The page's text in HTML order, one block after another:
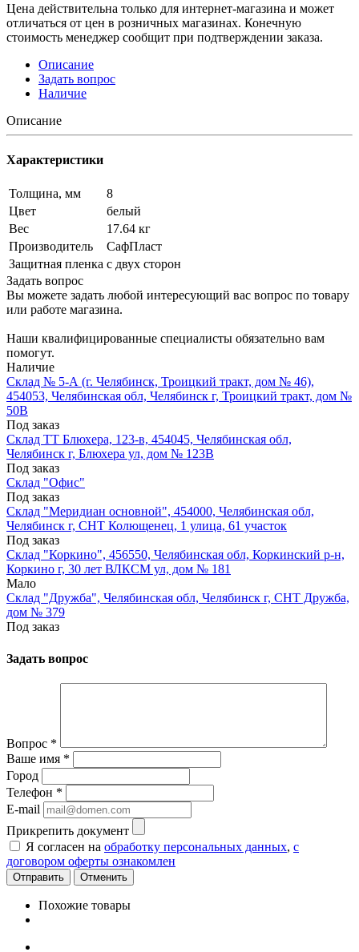
Цена действительна только для интернет-магазина и может
отличаться от цен в розничных магазинах. Конечную
стоимость менеджер сообщит при подтверждении заказа.
Описание
Задать вопрос
Наличие
Описание
Характеристики
Толщина, мм
8
Цвет
белый
Вес
17.64 кг
Производитель
СафПласт
Защитная пленка с двух сторон
Задать вопрос
Вы можете задать любой интересующий вас вопрос по товару
или работе магазина.
Наши квалифицированные специалисты обязательно вам
помогут.
Наличие
Склад № 5-А (г. Челябинск, Троицкий тракт, дом № 46),
454053, Челябинская обл, Челябинск г, Троицкий тракт, дом №
50В
Под заказ
Склад ТТ Блюхера, 123-в, 454045, Челябинская обл,
Челябинск г, Блюхера ул, дом № 123В
Под заказ
Склад "Офис"
Под заказ
Склад "Меридиан основной", 454000, Челябинская обл,
Челябинск г, СНТ Колющенец, 1 улица, 61 участок
Под заказ
Склад "Коркино", 456550, Челябинская обл, Коркинский р-н,
Коркино г, 30 лет ВЛКСМ ул, дом № 181
Мало
Склад "Дружба", Челябинская обл, Челябинск г, СНТ Дружба,
дом № 379
Под заказ
Задать вопрос
Вопрос *
Ваше имя *
Город
Телефон *
E-mail
Прикрепить документ
Я согласен на обработку персональных данных, с
договором оферты ознакомлен
Отменить
Похожие товары